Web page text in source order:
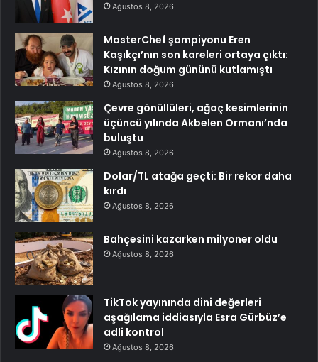
Ağustos 8, 2026
MasterChef şampiyonu Eren
Kaşıkçı’nın son kareleri ortaya çıktı:
Kızının doğum gününü kutlamıştı
Ağustos 8, 2026
Çevre gönüllüleri, ağaç kesimlerinin
üçüncü yılında Akbelen Ormanı’nda
buluştu
Ağustos 8, 2026
Dolar/TL atağa geçti: Bir rekor daha
kırdı
Ağustos 8, 2026
Bahçesini kazarken milyoner oldu
Ağustos 8, 2026
TikTok yayınında dini değerleri
aşağılama iddiasıyla Esra Gürbüz’e
adli kontrol
Ağustos 8, 2026